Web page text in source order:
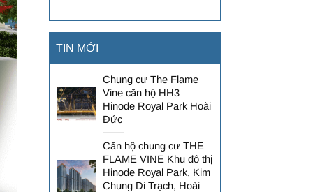
TIN MỚI
Chung cư The Flame
Vine căn hộ HH3
Hinode Royal Park Hoài
Đức
Căn hộ chung cư THE
FLAME VINE Khu đô thị
Hinode Royal Park, Kim
Chung Di Trạch, Hoài